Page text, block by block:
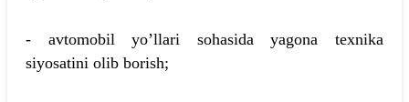
- avtomobil yo’llari sohasida yagona texnika
siyosatini olib borish;